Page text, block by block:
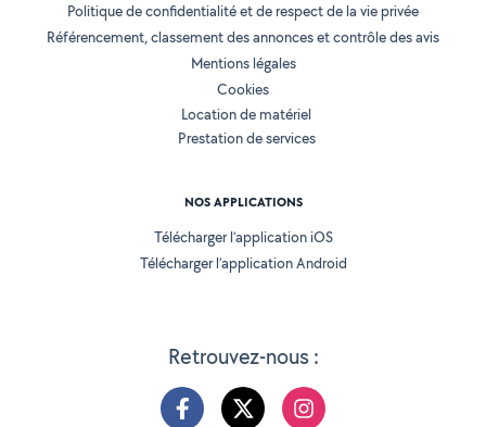
Retrouvez-nous :
Politique de confidentialité et de respect de la vie privée
Référencement, classement des annonces et contrôle des avis
Mentions légales
Cookies
Location de matériel
Prestation de services
NOS APPLICATIONS
Télécharger l’application iOS
Télécharger l’application Android